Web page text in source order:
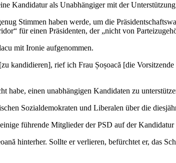
Kandidatur als Unabhängiger mit der
Stimmen haben werde, um die
für einen Präsidenten, der „nicht von
mit Ironie aufgenommen.
kandidieren], rief ich Frau Șoșoacă [die
habe, einen unabhängigen Kandidaten zu
Sozialdemokraten und Liberalen über die
führende Mitglieder der PSD auf der
hinterher. Sollte er verlieren, befürchtet er, das